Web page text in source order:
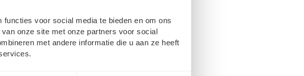
voor social media te bieden en om ons
onze site met onze partners voor social
met andere informatie die u aan ze heeft
dans les
terme. Il est donc important de
mais aussi